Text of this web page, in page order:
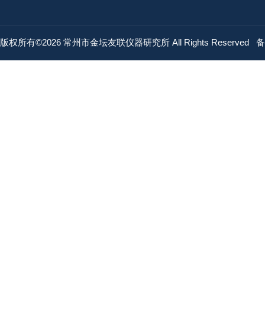
版权所有©2026 常州市金坛友联仪器研究所 All Rights Reserved